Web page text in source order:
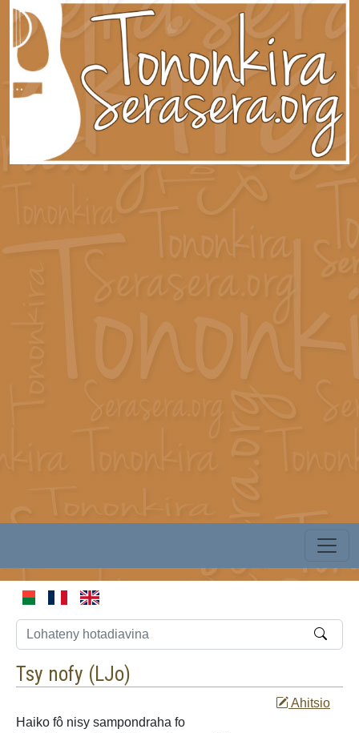
Tsy nofy (LJo)
Ahitsio
Haiko fô nisy sampondraha fo